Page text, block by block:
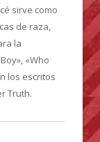
sirve como
de raza,
la
«Who
los escritos
Truth.